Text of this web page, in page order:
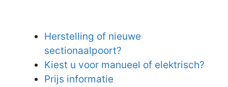
Herstelling of nieuwe
sectionaalpoort?
Kiest u voor manueel of elektrisch?
Prijs informatie